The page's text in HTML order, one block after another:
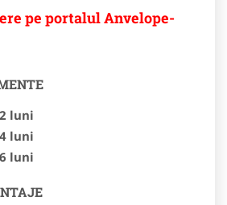
pe portalul Anvelope-
luni
luni
luni